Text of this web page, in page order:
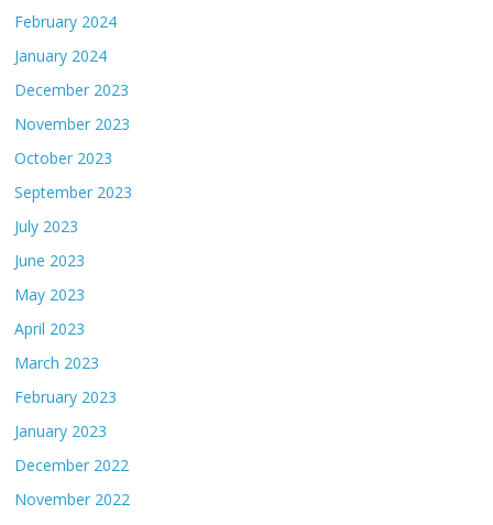
February 2024
January 2024
December 2023
November 2023
October 2023
September 2023
July 2023
June 2023
May 2023
April 2023
March 2023
February 2023
January 2023
December 2022
November 2022